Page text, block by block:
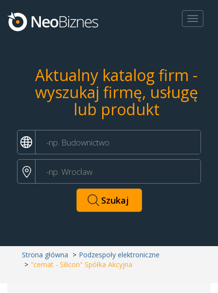
Toggle
Aktualny katalog firm -
wyszukaj firmę, usługę
lub produkt
Strona główna
Podzespoły elektroniczne
"cemat - Silicon" Spółka Akcyjna